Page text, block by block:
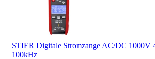
STIER Digitale Stromzange AC/DC 1000V
100kHz